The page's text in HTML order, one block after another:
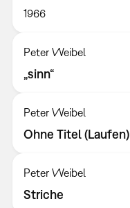
1966
Peter Weibel
„sinn“
Peter Weibel
Ohne Titel (Laufen)
Peter Weibel
Striche